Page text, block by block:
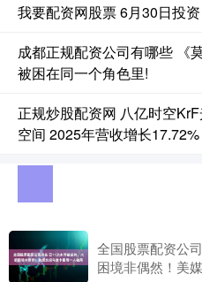
我要配资网股票 6月30日投
成都正规配资公司有哪些 《
被困在同一个角色里!
正规炒股配资网 八亿时空
空间 2025年营收增长17.72%
全国股票配资公
困境非偶然！美